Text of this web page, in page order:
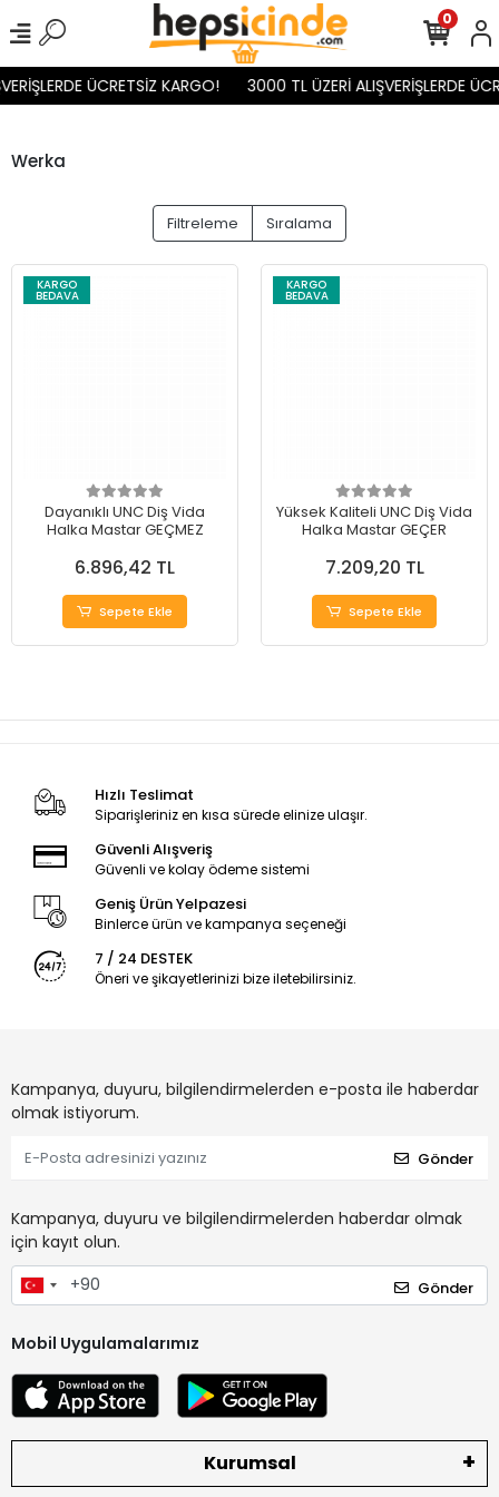
ÜCRETSİZ KARGO! 3000 TL ÜZERİ ALIŞVERİŞLERDE
0
Werka
Filtreleme Sıralama
KARGO
BEDAVA
Dayanıklı UNC Diş Vida
Halka Mastar GEÇMEZ
6.896,42 TL
Sepete Ekle
KARGO
BEDAVA
Yüksek Kaliteli UNC Diş Vida
Halka Mastar GEÇER
7.209,20 TL
Sepete Ekle
Hızlı Teslimat
Siparişleriniz en kısa sürede elinize ulaşır.
Güvenli Alışveriş
Güvenli ve kolay ödeme sistemi
Geniş Ürün Yelpazesi
Binlerce ürün ve kampanya seçeneği
7 / 24 DESTEK
Öneri ve şikayetlerinizi bize iletebilirsiniz.
Kampanya, duyuru, bilgilendirmelerden e-posta ile haberdar
olmak istiyorum.
Gönder
Kampanya, duyuru ve bilgilendirmelerden haberdar olmak
için kayıt olun.
Gönder
Mobil Uygulamalarımız
Kurumsal